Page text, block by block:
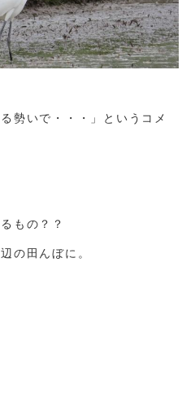
勢いで・・・」というコメ
もの？？
の田んぼに。